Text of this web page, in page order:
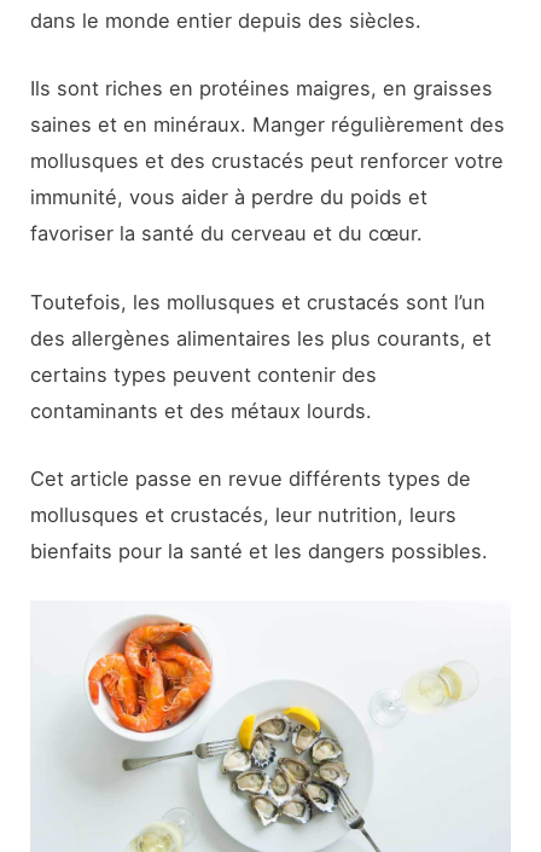
dans le monde entier depuis des siècles.
Ils sont riches en protéines maigres, en graisses
saines et en minéraux. Manger régulièrement des
mollusques et des crustacés peut renforcer votre
immunité, vous aider à perdre du poids et
favoriser la santé du cerveau et du cœur.
Toutefois, les mollusques et crustacés sont l’un
des allergènes alimentaires les plus courants, et
certains types peuvent contenir des
contaminants et des métaux lourds.
Cet article passe en revue différents types de
mollusques et crustacés, leur nutrition, leurs
bienfaits pour la santé et les dangers possibles.